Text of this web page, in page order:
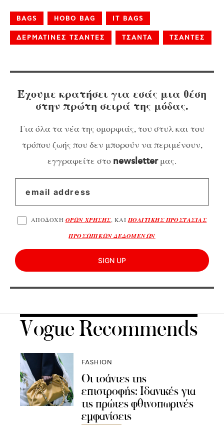
BAGS HOBO BAG IT BAGS
ΔΕΡΜΑΤΙΝΕΣ ΤΣΑΝΤΕΣ ΤΣΑΝΤΑ ΤΣΑΝΤΕΣ
Έχουμε κρατήσει για εσάς μια θέση
στην πρώτη σειρά της μόδας.
Για όλα τα νέα της ομορφιάς, του στυλ και του
τρόπου ζωής που δεν μπορούν να περιμένουν,
εγγραφείτε στο newsletterμας.
ΑΠΟΔΟΧΗ ΟΡΩΝ ΧΡΗΣΗΣ, ΚΑΙ ΠΟΛΙΤΙΚΗΣ ΠΡΟΣΤΑΣΙΑΣ
ΠΡΟΣΩΠΙΚΩΝ ΔΕΔΟΜΕΝΩΝ
SIGN UP
Vogue Recommends
FASHION
Οι τσάντες της
επιστροφής: Ιδανικές για
τις πρώτες φθινοπωρινές
εμφανίσεις